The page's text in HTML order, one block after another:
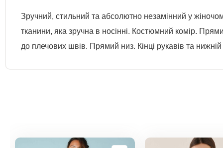
Зручний, стильний та абсолютно незамінний у
тканини, яка зручна в носінні. Костюмний комір.
до плечових швів. Прямий низ. Кінці рукавів та